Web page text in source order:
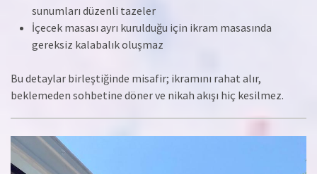
sunumları düzenli tazeler
İçecek masası ayrı kurulduğu için ikram masasında
gereksiz kalabalık oluşmaz
Bu detaylar birleştiğinde misafir; ikramını rahat alır,
beklemeden sohbetine döner ve nikah akışı hiç kesilmez.